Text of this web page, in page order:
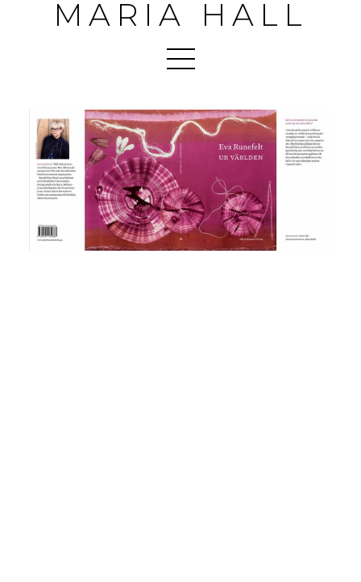
MARIA HALL